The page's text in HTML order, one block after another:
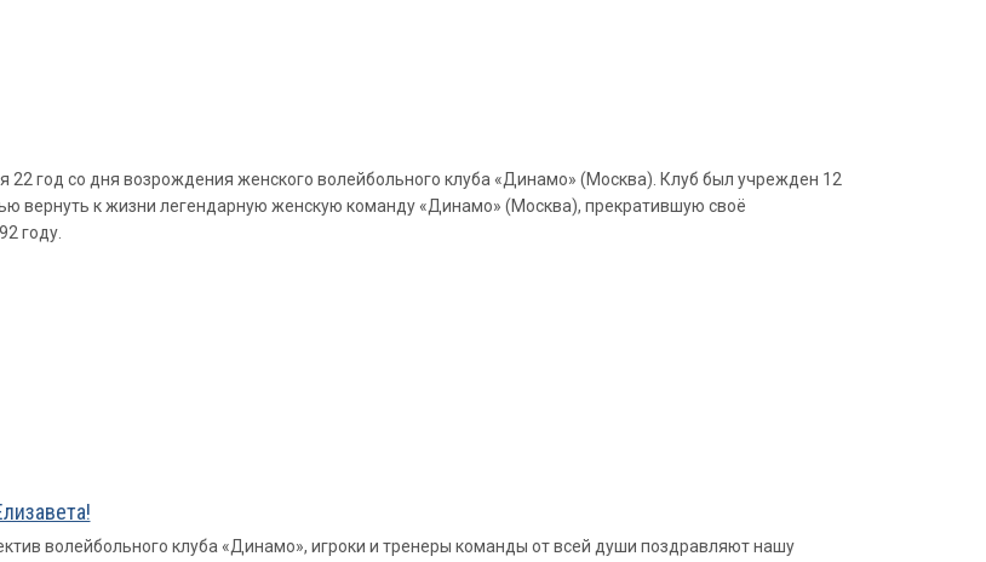
22 год со дня возрождения женского волейбольного клуба «Динамо» (Москва). Клуб был учрежден 12
вернуть к жизни легендарную женскую команду «Динамо» (Москва), прекратившую своё
году.
волейбольного клуба «Динамо», игроки и тренеры команды от всей души поздравляют нашу